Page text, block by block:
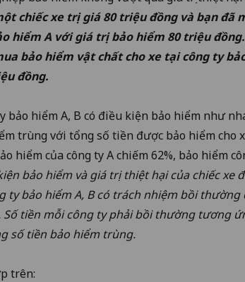
chiếc xe trị giá 80 triệu đồng và bạn đã
hiểm A với giá trị bảo hiểm 80 triệu
bảo hiểm vật chất cho xe tại công ty
đồng.
bảo hiểm A, B có điều kiện bảo hiểm như
trùng với tổng số tiền được bảo hiểm cho
hiểm của công ty A chiếm 62%, bảo hiểm
bảo hiểm và giá trị thiệt hại của chiếc xe
ty bảo hiểm A, B có trách nhiệm bồi
Số tiền mỗi công ty phải bồi thường tương
số tiền bảo hiểm trùng.
trên: